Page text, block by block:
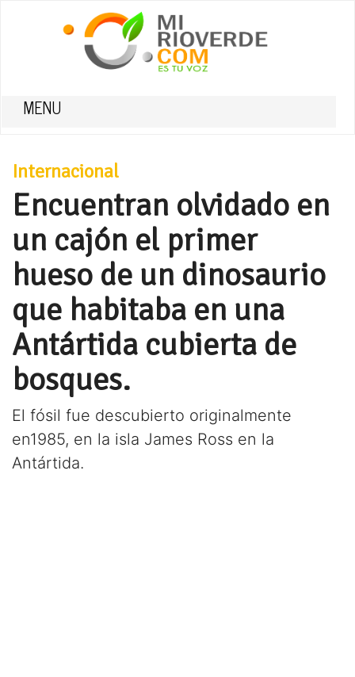
MENU
Internacional
Encuentran olvidado en
un cajón el primer
hueso de un dinosaurio
que habitaba en una
Antártida cubierta de
bosques.
El fósil fue descubierto originalmente
en1985, en la isla James Ross en la
Antártida.